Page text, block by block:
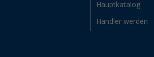
Hauptkatalog
Händler werden